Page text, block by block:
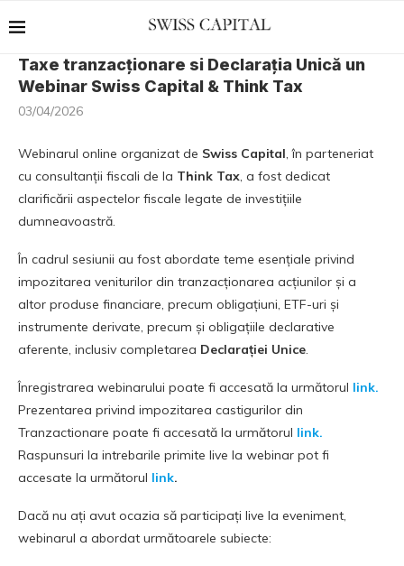
Taxe tranzacționare si Declarația Unică un
Webinar Swiss Capital & Think Tax
03/04/2026
Webinarul online organizat de Swiss Capital, în parteneriat
cu consultanții fiscali de la Think Tax, a fost dedicat
clarificării aspectelor fiscale legate de investițiile
dumneavoastră.
În cadrul sesiunii au fost abordate teme esențiale privind
impozitarea veniturilor din tranzacționarea acțiunilor și a
altor produse financiare, precum obligațiuni, ETF-uri și
instrumente derivate, precum și obligațiile declarative
aferente, inclusiv completarea Declarației Unice.
Înregistrarea webinarului poate fi accesată la următorul link.
Prezentarea privind impozitarea castigurilor din
Tranzactionare poate fi accesată la următorul link.
Raspunsuri la intrebarile primite live la webinar pot fi
accesate la următorul link.
Dacă nu ați avut ocazia să participați live la eveniment,
webinarul a abordat următoarele subiecte: